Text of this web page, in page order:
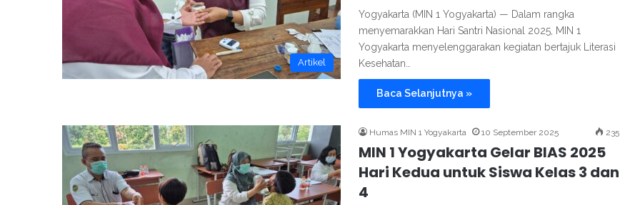
Artikel
Yogyakarta (MIN 1 Yogyakarta) — Dalam rangka
menyemarakkan Hari Santri Nasional 2025, MIN 1
Yogyakarta menyelenggarakan kegiatan bertajuk Literasi
Kesehatan…
Baca Selanjutnya »
Humas MIN 1 Yogyakarta 10 September 2025 235
MIN 1 Yogyakarta Gelar BIAS 2025
Hari Kedua untuk Siswa Kelas 3 dan
4